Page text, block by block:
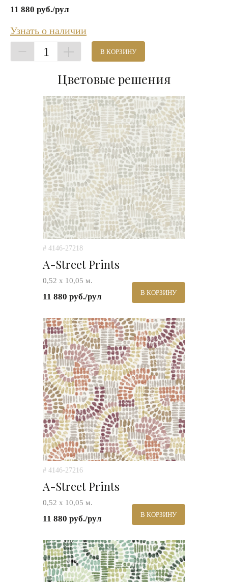
11 880 руб./рул
Узнать о наличии
1 В КОРЗИНУ
Цветовые решения
# 4146-27218
A-Street Prints
0,52 х 10,05 м.
11 880 руб./рул В КОРЗИНУ
# 4146-27216
A-Street Prints
0,52 х 10,05 м.
11 880 руб./рул В КОРЗИНУ